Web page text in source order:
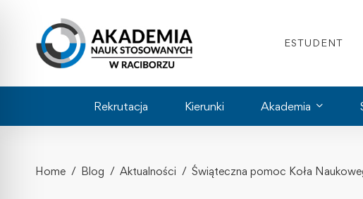
ESTUDENT
Rekrutacja Kierunki Akademia
Home Blog Aktualności Świąteczna pomoc Koła